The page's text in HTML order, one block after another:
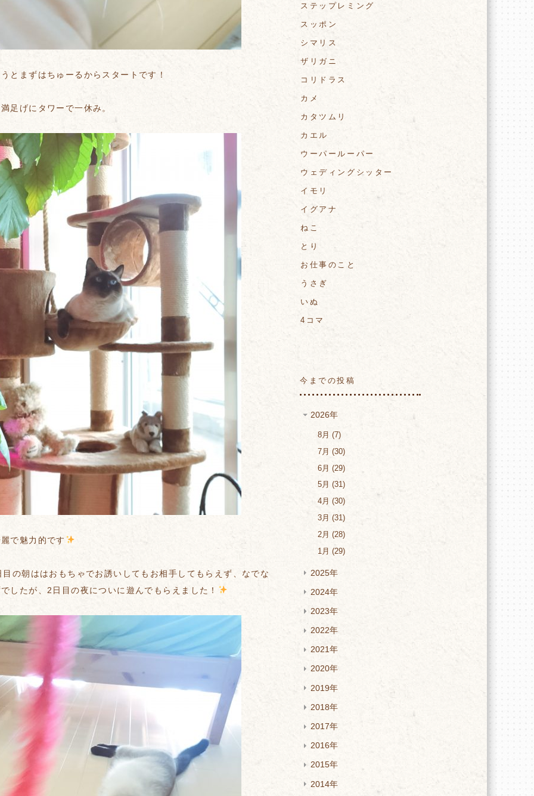
とまずはちゅーるからスタートです！
足げにタワーで一休み。
で魅力的です
の朝ははおもちゃでお誘いしてもお相手してもらえず、なでな
したが、2日目の夜についに遊んでもらえました！
ステップレミング
スッポン
シマリス
ザリガニ
コリドラス
カメ
カタツムリ
カエル
ウーパールーパー
ウェディングシッター
イモリ
イグアナ
ねこ
とり
お仕事のこと
うさぎ
いぬ
4コマ
今までの投稿
2026年
8月
7
7月
30
6月
29
5月
31
4月
30
3月
31
2月
28
1月
29
2025年
2024年
2023年
2022年
2021年
2020年
2019年
2018年
2017年
2016年
2015年
2014年